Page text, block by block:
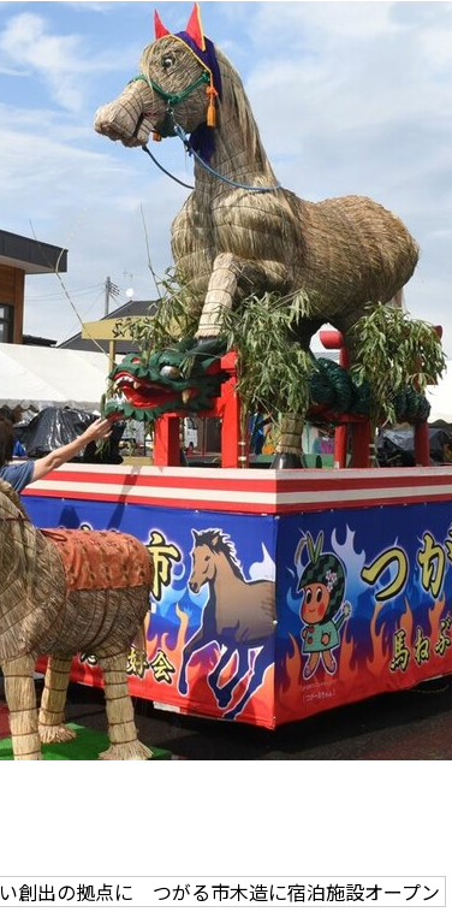
創出の拠点に つがる市木造に宿泊施設オープン